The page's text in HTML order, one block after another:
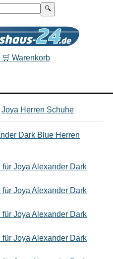
🔍
🛒 Warenkorb
Joya Herren Schuhe